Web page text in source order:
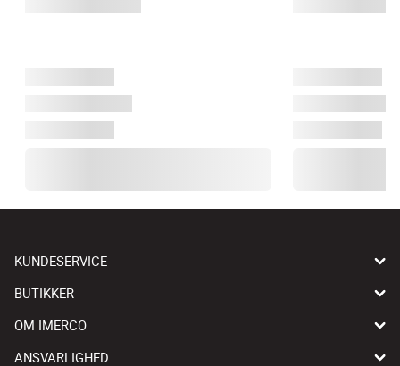
KUNDESERVICE
BUTIKKER
OM IMERCO
ANSVARLIGHED